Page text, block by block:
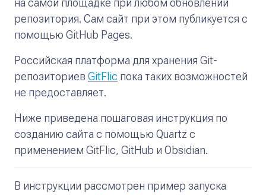
на самой площадке при любом обновлении
репозитория. Сам сайт при этом публикуется с
помощью GitHub Pages.
Российская платформа для хранения Git-
репозиториев GitFlic пока таких возможностей
не предоставляет.
Ниже приведена пошаговая инструкция по
созданию сайта с помощью Quartz с
применением GitFlic, GitHub и Obsidian.
В инструкции рассмотрен пример запуска